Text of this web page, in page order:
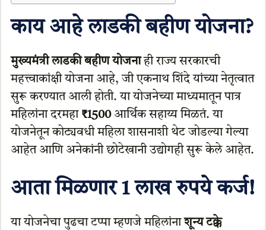
काय आहे लाडकी बहीण योजना?
मुख्यमंत्री लाडकी बहीण योजनाही राज्य सरकारची
महत्त्वाकांक्षी योजना आहे, जी एकनाथ शिंदे यांच्या नेतृत्वात
सुरू करण्यात आली होती. या योजनेच्या माध्यमातून पात्र
महिलांना दरमहा ₹1500आर्थिक सहाय्य मिळतं. या
योजनेतून कोट्यवधी महिला शासनाशी थेट जोडल्या गेल्या
आहेत आणि अनेकांनी छोटेखानी उद्योगही सुरू केले आहेत.
आता मिळणार 1 लाख रुपये कर्ज!
या योजनेचा पुढचा टप्पा म्हणजे महिलांनाशून्य टक्के